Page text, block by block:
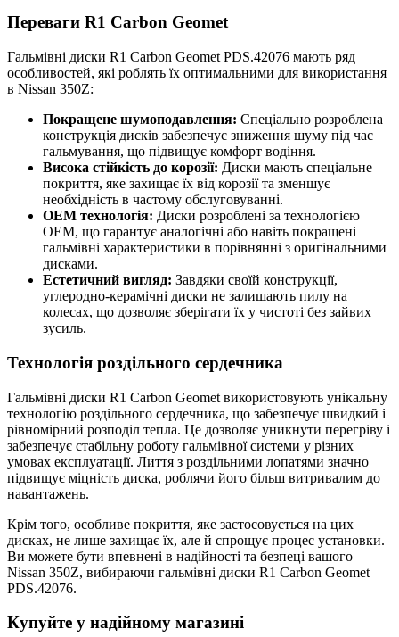
Переваги R1 Carbon Geomet
Гальмівні диски R1 Carbon Geomet PDS.42076 мають ряд
особливостей, які роблять їх оптимальними для використання
в Nissan 350Z:
Покращене шумоподавлення: Спеціально розроблена
конструкція дисків забезпечує зниження шуму під час
гальмування, що підвищує комфорт водіння.
Висока стійкість до корозії: Диски мають спеціальне
покриття, яке захищає їх від корозії та зменшує
необхідність в частому обслуговуванні.
OEM технологія: Диски розроблені за технологією
OEM, що гарантує аналогічні або навіть покращені
гальмівні характеристики в порівнянні з оригінальними
дисками.
Естетичний вигляд: Завдяки своїй конструкції,
углеродно-керамічні диски не залишають пилу на
колесах, що дозволяє зберігати їх у чистоті без зайвих
зусиль.
Технологія роздільного сердечника
Гальмівні диски R1 Carbon Geomet використовують унікальну
технологію роздільного сердечника, що забезпечує швидкий і
рівномірний розподіл тепла. Це дозволяє уникнути перегріву і
забезпечує стабільну роботу гальмівної системи у різних
умовах експлуатації. Лиття з роздільними лопатями значно
підвищує міцність диска, роблячи його більш витривалим до
навантажень.
Крім того, особливе покриття, яке застосовується на цих
дисках, не лише захищає їх, але й спрощує процес установки.
Ви можете бути впевнені в надійності та безпеці вашого
Nissan 350Z, вибираючи гальмівні диски R1 Carbon Geomet
PDS.42076.
Купуйте у надійному магазині